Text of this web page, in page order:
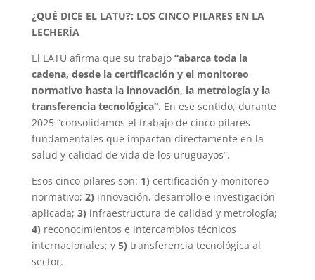
¿QUÉ DICE EL LATU?: LOS CINCO PILARES EN LA
LECHERÍA
El LATU afirma que su trabajo “abarca toda la
cadena, desde la certificación y el monitoreo
normativo hasta la innovación, la metrología y la
transferencia tecnológica”. En ese sentido, durante
2025 “consolidamos el trabajo de cinco pilares
fundamentales que impactan directamente en la
salud y calidad de vida de los uruguayos”.
Esos cinco pilares son: 1) certificación y monitoreo
normativo; 2) innovación, desarrollo e investigación
aplicada; 3) infraestructura de calidad y metrología;
4) reconocimientos e intercambios técnicos
internacionales; y 5) transferencia tecnológica al
sector.